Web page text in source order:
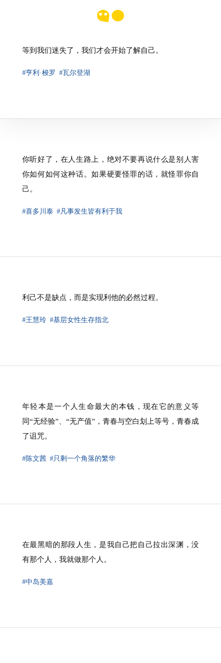
等到我们迷失了，我们才会开始了解自己。
#亨利·梭罗 #瓦尔登湖
你听好了，在人生路上，绝对不要再说什么是别人害
你如何如何这种话。如果硬要怪罪的话，就怪罪你自
己。
#喜多川泰 #凡事发生皆有利于我
利己不是缺点，而是实现利他的必然过程。
#王慧玲 #基层女性生存指北
年轻本是一个人生命最大的本钱，现在它的意义等
同“无经验”、“无产值”，青春与空白划上等号，青春成
了诅咒。
#陈文茜 #只剩一个角落的繁华
在最黑暗的那段人生，是我自己把自己拉出深渊，没
有那个人，我就做那个人。
#中岛美嘉